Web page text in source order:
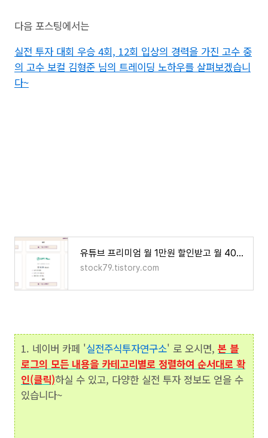
다음 포스팅에서는
실전 투자 대회 우승 4회, 12회 입상의 경력을 가진 고수 중
의 고수 보컬 김형준 님의 트레이딩 노하우를 살펴보겠습니
다~
유튜브 프리미엄 월 1만원 할인받고 월 4000원에 이용하는 방법
stock79.tistory.com
1. 네이버 카페 '실전주식투자연구소' 로 오시면, 본 블
로그의 모든 내용을 카테고리별로 정렬하여 순서대로 확
인(클릭)하실 수 있고, 다양한 실전 투자 정보도 얻을 수
있습니다~